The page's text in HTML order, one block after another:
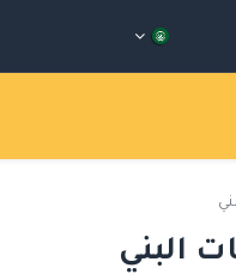
البني